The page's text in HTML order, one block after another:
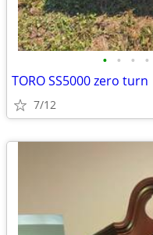
• • • •
TORO SS5000 zero turn
7/12